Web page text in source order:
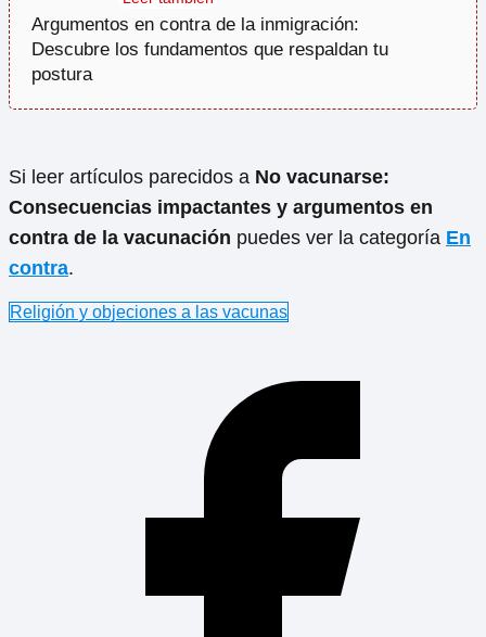
Argumentos en contra de la inmigración:
Descubre los fundamentos que respaldan tu
postura
Si leer artículos parecidos a No vacunarse:
Consecuencias impactantes y argumentos en
contra de la vacunación puedes ver la categoría En
contra.
Religión y objeciones a las vacunas